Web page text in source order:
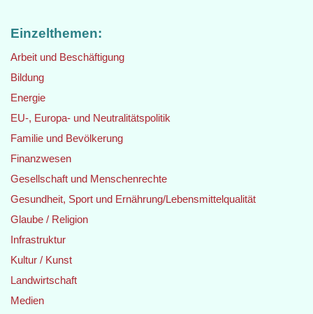
Einzelthemen:
Arbeit und Beschäftigung
Bildung
Energie
EU-, Europa- und Neutralitätspolitik
Familie und Bevölkerung
Finanzwesen
Gesellschaft und Menschenrechte
Gesundheit, Sport und Ernährung/Lebensmittelqualität
Glaube / Religion
Infrastruktur
Kultur / Kunst
Landwirtschaft
Medien